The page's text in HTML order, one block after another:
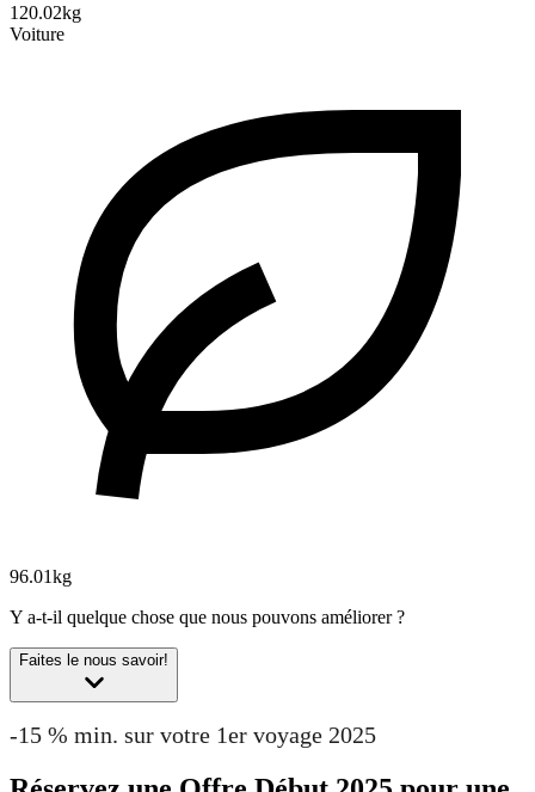
120.02kg
Voiture
96.01kg
Y a-t-il quelque chose que nous pouvons améliorer ?
Faites le nous savoir!
-15 % min. sur votre 1er voyage 2025